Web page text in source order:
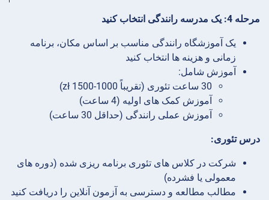
مرحله 4: یک مدرسه رانندگی انتخاب کنید
یک آموزشگاه رانندگی مناسب بر اساس مکان، برنامه
زمانی و هزینه ها انتخاب کنید
آموزش شامل:
30 ساعت تئوری (تقریباً 1000-1500 zł)
آموزش کمک های اولیه (4 ساعت)
آموزش عملی رانندگی (حداقل 30 ساعت)
درس تئوری:
شرکت در کلاس های تئوری برنامه ریزی شده (دوره های
معمولی یا فشرده)
مطالب مطالعه و دسترسی به آزمون آنلاین را دریافت کنید